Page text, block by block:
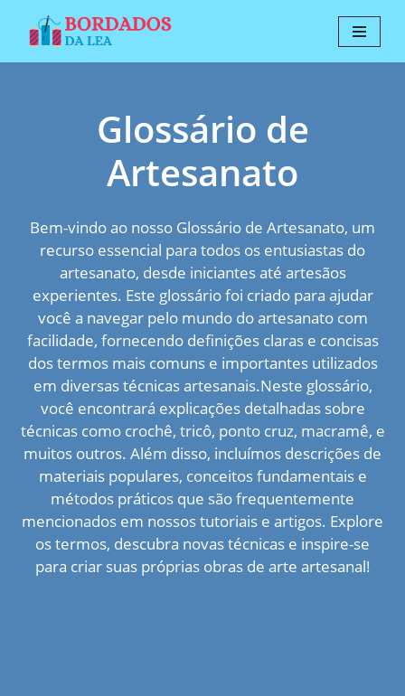
Pular
Glossário de
Artesanato
Bem-vindo ao nosso Glossário de Artesanato, um
recurso essencial para todos os entusiastas do
artesanato, desde iniciantes até artesãos
experientes. Este glossário foi criado para ajudar
você a navegar pelo mundo do artesanato com
facilidade, fornecendo definições claras e concisas
dos termos mais comuns e importantes utilizados
em diversas técnicas artesanais.Neste glossário,
você encontrará explicações detalhadas sobre
técnicas como crochê, tricô, ponto cruz, macramê, e
muitos outros. Além disso, incluímos descrições de
materiais populares, conceitos fundamentais e
métodos práticos que são frequentemente
mencionados em nossos tutoriais e artigos. Explore
os termos, descubra novas técnicas e inspire-se
para criar suas próprias obras de arte artesanal!